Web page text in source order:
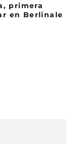
primera
en Berlinale